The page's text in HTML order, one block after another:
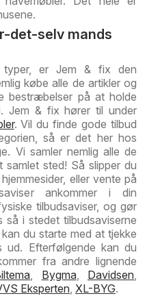
det-selv mands
typer, er Jem & fix den
købe alle de artikler og
bestræbelser på at holde
Jem & fix hører til under
. Vil du finde gode tilbud
så er det her hos
Vi samler nemlig alle de
samlet sted! Så slipper du
eller vente på
ankommer i din
tilbudsaviser, og gør
i stedet tilbudsaviserne
du starte med at tjekke
Efterfølgende kan du
fra andre lignende
Bygma, Davidsen
Eksperten XL-BYG.